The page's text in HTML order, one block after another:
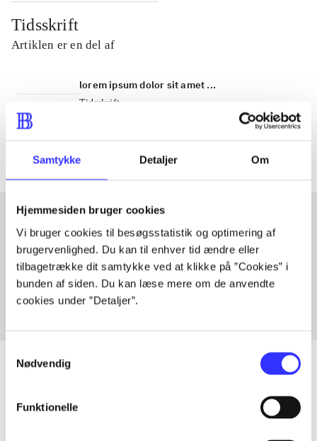
Samtykke Detaljer Om
Hjemmesiden bruger cookies
Vi bruger cookies til besøgsstatistik og optimering af
brugervenlighed. Du kan til enhver tid ændre eller
tilbagetrække dit samtykke ved at klikke på ”Cookies” i
bunden af siden. Du kan læse mere om de anvendte
cookies under ”Detaljer”.
Nødvendig
Funktionelle
Tidsskrift
Artiklen er en del af
lorem ipsum dolor sit amet ...
Tidsskrift
Artiklerne i
Artikler med samme emner
Fra
Artikler